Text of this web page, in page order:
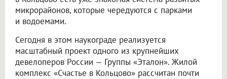
микрорайонов, которые чередуются с парками
и водоемами.
Сегодня в этом наукограде реализуется
масштабный проект одного из крупнейших
девелоперов России — Группы «Эталон». Жилой
комплекс «Счастье в Кольцово» рассчитан почти